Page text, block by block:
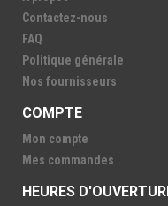
Contactez-nous
FAQ
Politique générale
Nos fournisseurs
COMPTE
Mon compte
Mes commandes
HEURES